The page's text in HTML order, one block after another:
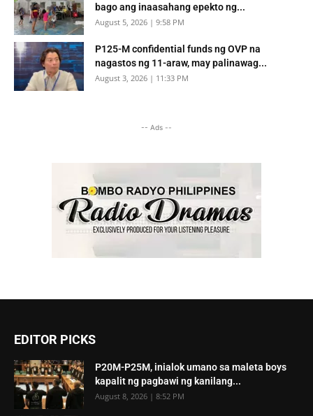
bago ang inaasahang epekto ng...
August 5, 2026 | 9:58 PM
P125-M confidential funds ng OVP na
nagastos ng 11-araw, may palinawag...
August 3, 2026 | 11:33 PM
-- Ads --
EDITOR PICKS
P20M-P25M, inialok umano sa maleta boys
kapalit ng pagbawi ng kanilang...
August 8, 2026 | 8:52 PM